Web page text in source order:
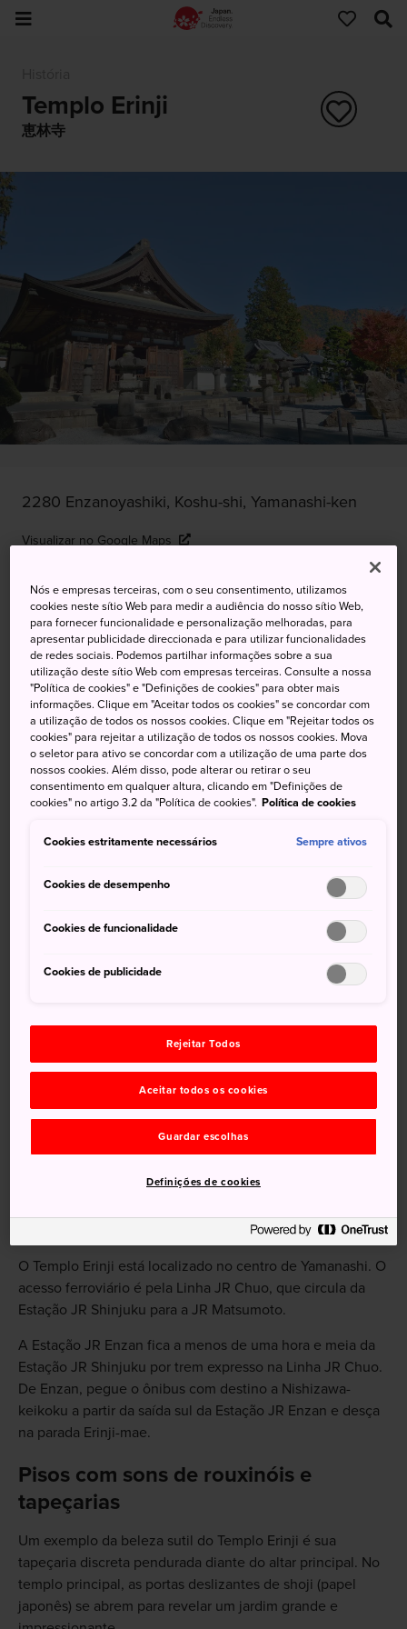
Templo Erinji
恵林寺
2280 Enzanoyashiki, Koshu-shi, Yamanashi-ken
Visualizar no Google Maps
PALAVRAS-CHAVE MAPA
Um retiro espiritual afastado das
pressões da vida cotidiana
O Templo Erinji é um espaço minimalista cercado por
jardins que cativam os visitantes. Visite em meados de
Kokushi
sua chegada a um guerreiro em repouso
Participe de um treinamento privado Zen, que
O Templo Erinji está localizado no centro de Yamanashi. O
acesso ferroviário é pela Linha JR Chuo, que circula da
Estação JR Shinjuku para a JR Matsumoto.
A Estação JR Enzan fica a menos de uma hora e meia da
Estação JR Shinjuku por trem expresso na Linha JR Chuo.
De Enzan, pegue o ônibus com destino a Nishizawa-
keikoku a partir da saída sul da Estação JR Enzan e desça
na parada Erinji-mae.
Pisos com sons de rouxinóis e
tapeçarias
Um exemplo da beleza sutil do Templo Erinji é sua
tapeçaria discreta pendurada diante do altar principal. No
templo principal, as portas deslizantes de shoji (papel
japonês) se abrem para revelar um jardim grande e
Nós e empresas terceiras, com o seu consentimento, utilizamos
cookies neste sítio Web para medir a audiência do nosso sítio Web,
para fornecer funcionalidade e personalização melhoradas, para
apresentar publicidade direccionada e para utilizar funcionalidades
de redes sociais. Podemos partilhar informações sobre a sua
utilização deste sítio Web com empresas terceiras. Consulte a nossa
"Política de cookies" e "Definições de cookies" para obter mais
informações. Clique em "Aceitar todos os cookies" se concordar com
a utilização de todos os nossos cookies. Clique em "Rejeitar todos os
cookies" para rejeitar a utilização de todos os nossos cookies. Mova
o seletor para ativo se concordar com a utilização de uma parte dos
nossos cookies. Além disso, pode alterar ou retirar o seu
consentimento em qualquer altura, clicando em "Definições de
cookies" no artigo 3.2 da "Política de cookies". Política de cookies
Cookies estritamente necessários Sempre ativos
Cookies de desempenho
Cookies de funcionalidade
Cookies de publicidade
Rejeitar Todos
Aceitar todos os cookies
Guardar escolhas
Definições de cookies